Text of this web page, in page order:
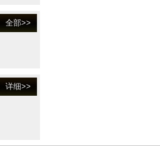
全部>>
详细>>